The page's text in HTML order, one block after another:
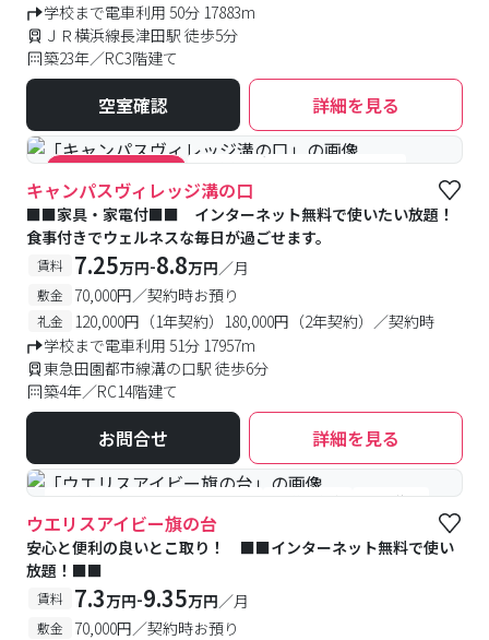
学校まで電車利用 50分 17883m
ＪＲ横浜線長津田駅 徒歩5分
築23年／RC3階建て
空室確認 詳細を見る
#キャンペーン実施中 #食事付き #女性専用フロアあり
キャンパスヴィレッジ溝の口
■■家具・家電付■■ インターネット無料で使いたい放題！
食事付きでウェルネスな毎日が過ごせます。
賃料 7.25万円-8.8万円／月
敷金 70,000円／契約時お預り
礼金
120,000円（1年契約）180,000円（2年契約）／契約時
学校まで電車利用 51分 17957m
東急田園都市線溝の口駅 徒歩6分
築4年／RC14階建て
お問合せ 詳細を見る
#食事付き #女性専用フロアあり #予約受付中 #空室待ち
ウエリスアイビー旗の台
安心と便利の良いとこ取り！ ■■インターネット無料で使い
放題！■■
賃料 7.3万円-9.35万円／月
敷金 70,000円／契約時お預り